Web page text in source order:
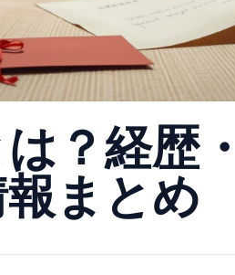
？経歴
まとめ